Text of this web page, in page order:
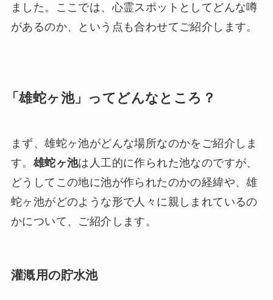
ました。ここでは、心霊スポットとしてどんな噂
があるのか、という点も合わせてご紹介します。
「雄蛇ヶ池」ってどんなところ？
まず、雄蛇ヶ池がどんな場所なのかをご紹介しま
す。 雄蛇ヶ池は人工的に作られた池なのですが、
どうしてこの地に池が作られたのかの経緯や、雄
蛇ヶ池がどのような形で人々に親しまれているの
かについて、ご紹介します。
灌漑用の貯水池